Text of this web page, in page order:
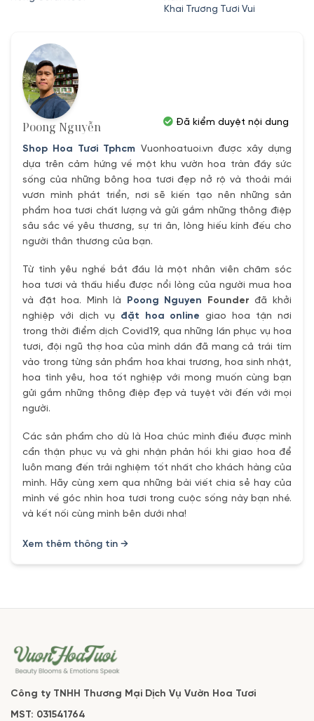
Khai Trương Tươi Vui
950,000₫.
Poong Nguyễn
Shop Hoa Tươi Tphcm Vuonhoatuoi.vn được xây dựng
dựa trên cảm hứng về một khu vườn hoa tràn đầy sức
sống của những bông hoa tươi đẹp nở rộ và thoải mái
vươn mình phát triển, nơi sẽ kiến tạo nên những sản
phẩm hoa tươi chất lượng và gửi gắm những thông điệp
sâu sắc về yêu thương, sự tri ân, lòng hiếu kính đếu cho
người thân thương của bạn.
Từ tình yêu nghề bắt đầu là một nhân viên chăm sóc
hoa tươi và thấu hiểu được nổi lòng của người mua hoa
và đặt hoa. Mình là
Poong Nguyen Founder đã khởi
nghiệp với dịch vụ đặt hoa online giao hoa tận nơi
trong thời điểm dịch Covid19, qua những lần phục vụ hoa
tươi, đội ngũ thợ hoa của mình dần đã mang cả trái tím
vào trong từng sản phẩm hoa khai trương, hoa sinh nhật,
hoa tình yêu, hoa tốt nghiệp với mong muốn cùng bạn
gửi gắm những thông điệp đẹp và tuyệt vời đến với mọi
người.
Các sản phẩm cho dù là Hoa chúc mình điều được mình
cẩn thận phục vụ và ghi nhận phản hồi khi giao hoa để
luôn mang đến trải nghiệm tốt nhất cho khách hàng của
mình. Hãy cùng xem qua những bài viết chia sẻ hay của
mình về góc nhìn hoa tươi trong cuộc sống này bạn nhé.
và kết nối cùng mình bên dưới nha!
Xem thêm thông tin →
Đã kiểm duyệt nội dung
Công ty TNHH Thương Mại Dịch Vụ Vườn Hoa Tươi
MST: 031541764